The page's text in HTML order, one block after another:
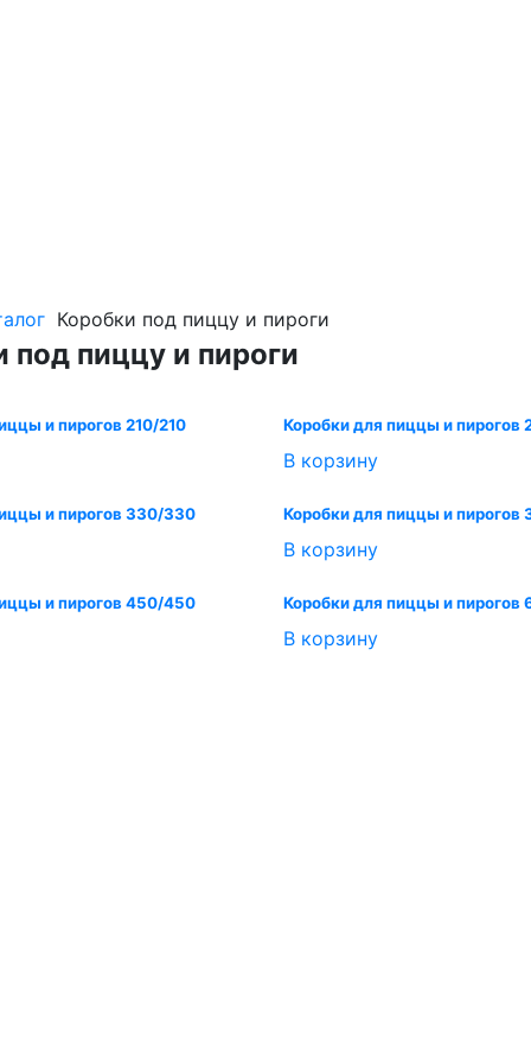
Коробки под пиццу и пироги
под пиццу и пироги
и пирогов 210/210 Коробки для пиццы и пирогов
В корзину
и пирогов 330/330 Коробки для пиццы и пирогов
В корзину
и пирогов 450/450 Коробки для пиццы и пирогов
В корзину